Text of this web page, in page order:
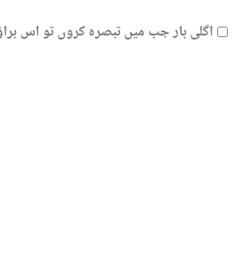
اگلی بار جب میں تبصرہ کروں تو اس